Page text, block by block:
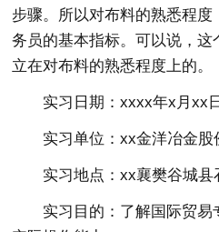
步骤。所以对布料的熟悉程
务员的基本指标。可以说，
立在对布料的熟悉程度上的。
实习日期：xxxx年x月xx
实习单位：xx金洋冶金股
实习地点：xx襄樊谷城县
实习目的：了解国际贸